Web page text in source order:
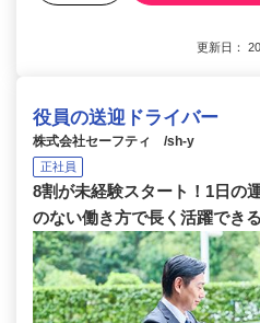
更新日：
役員の送迎ドライバー
株式会社セーフティ /sh-y
正社員
8割が未経験スタート！1日の
のない働き方で長く活躍でき